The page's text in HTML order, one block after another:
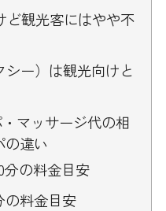
ど観光客にはやや不
ー）は観光向けと
マッサージ代の相
の違い
分の料金目安
の料金目安